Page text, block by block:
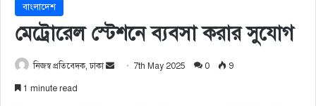
বাংলাদেশ
মেট্রোরেল স্টেশনে ব্যবসা করার সুযোগ
নিজস্ব প্রতিবেদক, ঢাকা 7th May 2025 0 9
1 minute read